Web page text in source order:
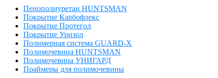
Пенополиуретан HUNTSMAN
Покрытие Карбофлекс
Покрытие Протегол
Покрытие Уризол
Полимерная система GUARD-X
Полимочевина HUNTSMAN
Полимочевина УНИГАРД
Праймеры для полимочевины